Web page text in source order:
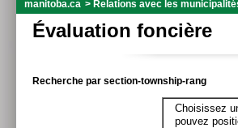
manitoba.ca > Relations avec les
Évaluation foncière
Recherche par section-township-rang
Choisissez
pouvez